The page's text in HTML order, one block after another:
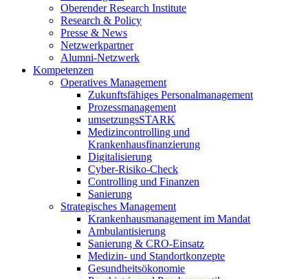
Oberender Research Institute
Research & Policy
Presse & News
Netzwerkpartner
Alumni-Netzwerk
Kompetenzen
Operatives Management
Zukunftsfähiges Personalmanagement
Prozessmanagement
umsetzungsSTARK
Medizincontrolling und
Krankenhausfinanzierung
Digitalisierung
Cyber-Risiko-Check
Controlling und Finanzen
Sanierung
Strategisches Management
Krankenhausmanagement im Mandat
Ambulantisierung
Sanierung & CRO-Einsatz
Medizin- und Standortkonzepte
Gesundheitsökonomie